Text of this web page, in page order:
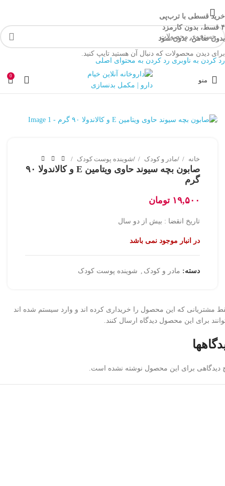
خرید قسطی با ترب‌پی
۴ قسط، بدون کارمزد
بدون ضامن، بدون سود
رد کردن به ناوبری رد کردن به محتوای اصلی
منو
0
خانه /مادر و کودک /شوینده پوست کودک
صابون بچه سیوند حاوی ویتامین E و کالاندولا ۹۰
گرم
۱۹,۵۰۰ تومان
تاریخ انقضا : بیش از دو سال
در انبار موجود نمی باشد
دسته: مادر و کودک , شوینده پوست کودک
دیدگاهی برای این محصول نوشته نشده است.
مشتریانی که این محصول را خریداری کرده اند و وارد سیستم شده اند
برای این محصول دیدگاه ارسال کنند.
برای دیدن محصولات که دنبال آن هستید تایپ کنید.